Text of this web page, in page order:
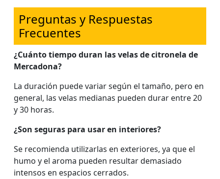
Preguntas y Respuestas
Frecuentes
¿Cuánto tiempo duran las velas de citronela de
Mercadona?
La duración puede variar según el tamaño, pero en
general, las velas medianas pueden durar entre 20
y 30 horas.
¿Son seguras para usar en interiores?
Se recomienda utilizarlas en exteriores, ya que el
humo y el aroma pueden resultar demasiado
intensos en espacios cerrados.